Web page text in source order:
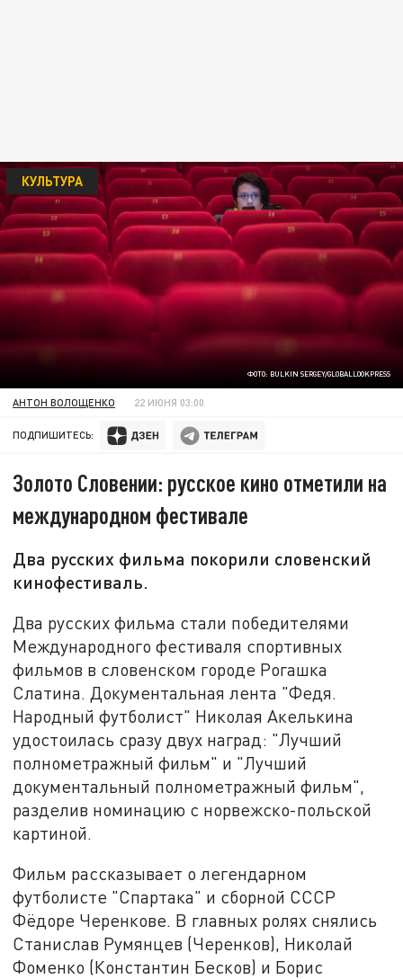
ФОТО: BULKIN SERGEY/GLOBALLOOKPRESS
КУЛЬТУРА
АНТОН ВОЛОЩЕНКО 22 ИЮНЯ 03:00
ПОДПИШИТЕСЬ:
Золото Словении: русское кино отметили на
международном фестивале
Два русских фильма покорили словенский
кинофестиваль.
Два русских фильма стали победителями
Международного фестиваля спортивных
фильмов в словенском городе Рогашка
Слатина. Документальная лента "Федя.
Народный футболист" Николая Акелькина
удостоилась сразу двух наград: "Лучший
полнометражный фильм" и "Лучший
документальный полнометражный фильм",
разделив номинацию с норвежско-польской
картиной.
Фильм рассказывает о легендарном
футболисте "Спартака" и сборной СССР
Фёдоре Черенкове. В главных ролях снялись
Станислав Румянцев (Черенков), Николай
Фоменко (Константин Бесков) и Борис